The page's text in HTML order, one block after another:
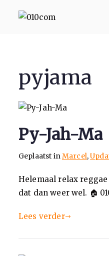
pyjama
Py-Jah-Ma
Geplaatst inMarcel,
Helemaal relax
dat dan weer wel. 🏠
Lees verder